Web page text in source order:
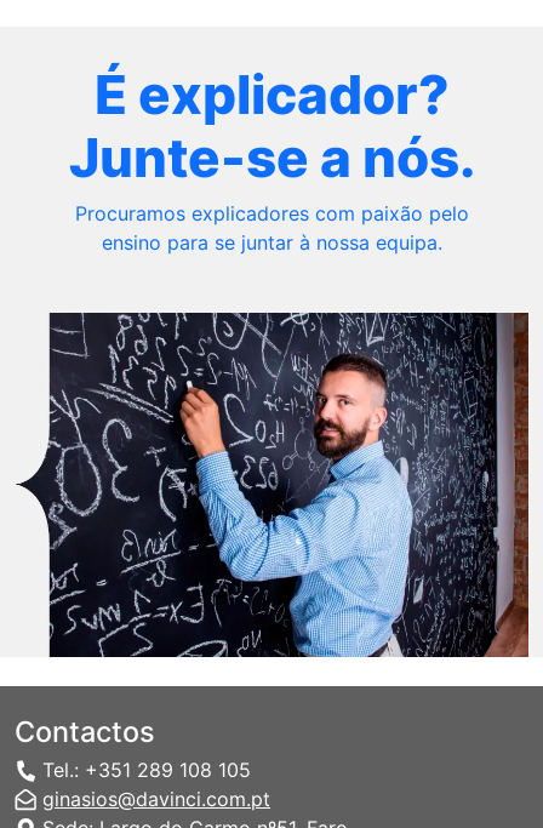
É explicador?
Junte-se a nós.
Procuramos explicadores com paixão pelo
ensino para se juntar à nossa equipa.
Contactos
Tel.: +351 289 108 105
ginasios@davinci.com.pt